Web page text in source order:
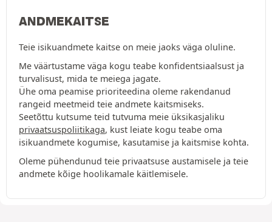
ANDMEKAITSE
Teie isikuandmete kaitse on meie jaoks väga oluline.
Me väärtustame väga kogu teabe konfidentsiaalsust ja
turvalisust, mida te meiega jagate.
Ühe oma peamise prioriteedina oleme rakendanud
rangeid meetmeid teie andmete kaitsmiseks.
Seetõttu kutsume teid tutvuma meie üksikasjaliku
privaatsuspoliitikaga, kust leiate kogu teabe oma
isikuandmete kogumise, kasutamise ja kaitsmise kohta.
Oleme pühendunud teie privaatsuse austamisele ja teie
andmete kõige hoolikamale käitlemisele.